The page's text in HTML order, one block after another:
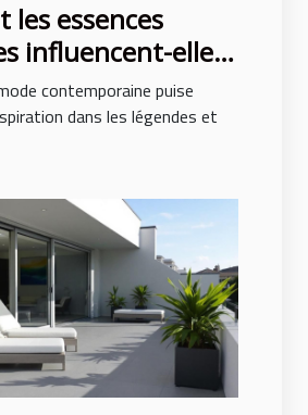
les essences
influencent-elles
?
contemporaine puise
dans les légendes et